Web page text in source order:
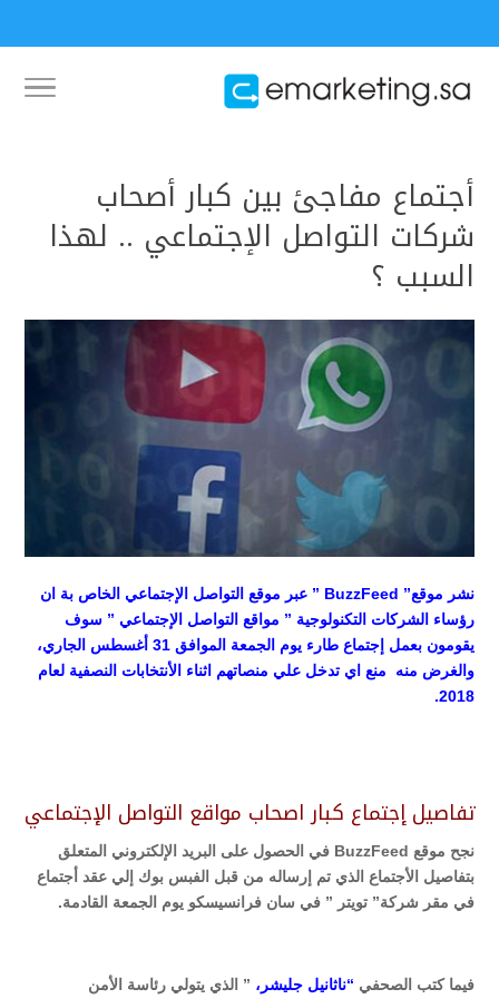
أجتماع مفاجئ بين كبار أصحاب
شركات التواصل الإجتماعي .. لهذا
السبب ؟
نشر موقع” BuzzFeed ” عبر موقع التواصل الإجتماعي الخاص بة ان
رؤساء الشركات التكنولوجية ” مواقع التواصل الإجتماعي ” سوف
يقومون بعمل إجتماع طارء يوم الجمعة الموافق 31 أغسطس الجاري،
والغرض منه منع اي تدخل علي منصاتهم اثناء الأنتخابات النصفية لعام
2018.
تفاصيل إجتماع كبار اصحاب مواقع التواصل الإجتماعي
نجح موقع BuzzFeed في الحصول على البريد الإلكتروني المتعلق
بتفاصيل الأجتماع الذي تم إرساله من قبل الفبس بوك إلي عقد أجتماع
في مقر شركة” تويتر ” في سان فرانسيسكو يوم الجمعة القادمة.
فيما كتب الصحفي “ناثانيل جليشر، ” الذي يتولي رئاسة الأمن